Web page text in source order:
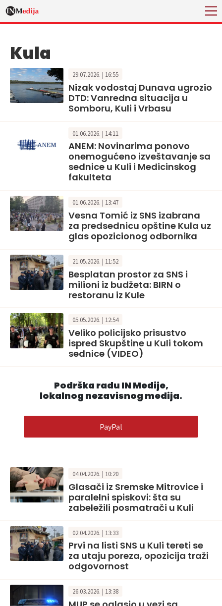
Kula
29.07.2026. | 16:55
Nizak vodostaj Dunava ugrozio
DTD: Vanredna situacija u
Somboru, Kuli i Vrbasu
01.06.2026. | 14:11
ANEM: Novinarima ponovo
onemogućeno izveštavanje sa
sednice u Kuli i Medicinskog
fakulteta
01.06.2026. | 13:47
Vesna Tomić iz SNS izabrana
za predsednicu opštine Kula uz
glas opozicionog odbornika
21.05.2026. | 11:52
Besplatan prostor za SNS i
milioni iz budžeta: BIRN o
restoranu iz Kule
05.05.2026. | 12:54
Veliko policijsko prisustvo
ispred Skupštine u Kuli tokom
sednice (VIDEO)
Podrška radu IN Medije,
lokalnog nezavisnog medija.
PayPal
04.04.2026. | 10:20
Glasači iz Sremske Mitrovice i
paralelni spiskovi: šta su
zabeležili posmatrači u Kuli
02.04.2026. | 13:33
Prvi na listi SNS u Kuli tereti se
za utaju poreza, opozicija traži
odgovornost
26.03.2026. | 13:38